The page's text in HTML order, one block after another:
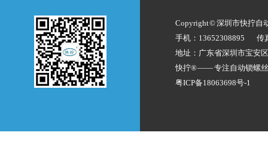
Copyright © 深圳市快拧自
手机：13652308895
传
地址：广东省深圳市宝安
快拧® —— 专注自动锁螺
粤ICP备18063698号-1